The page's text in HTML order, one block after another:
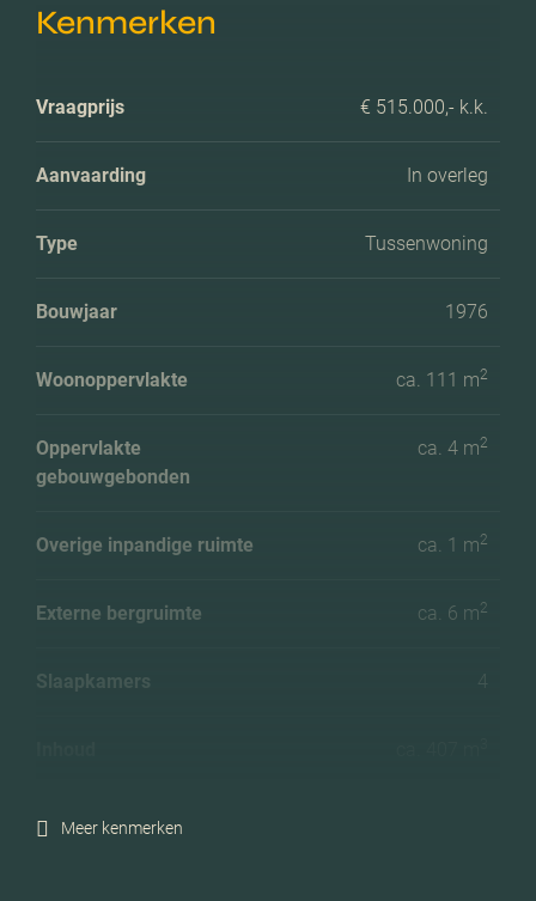
Kenmerken
Vraagprijs € 515.000,- k.k.
Aanvaarding In overleg
Type Tussenwoning
Bouwjaar 1976
Woonoppervlakte ca. 111 m2
Oppervlakte
gebouwgebonden
ca. 4 m2
Overige inpandige ruimte ca. 1 m2
Externe bergruimte ca. 6 m2
Slaapkamers 4
Perceeloppervlakte
Meer kenmerken